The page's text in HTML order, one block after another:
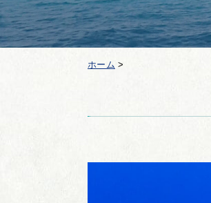
ホーム >